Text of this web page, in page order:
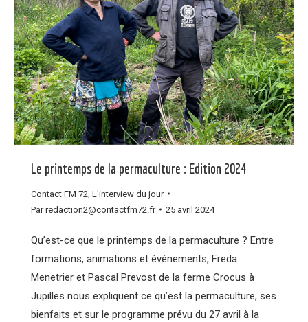
Le printemps de la permaculture : Edition 2024
Contact FM 72 L'interview du jour
Parredaction2@contactfm72.fr 25 avril 2024
Qu’est-ce que le printemps de la permaculture ? Entre
formations, animations et événements, Freda
Menetrier et Pascal Prevost de la ferme Crocus à
Jupilles nous expliquent ce qu’est la permaculture, ses
bienfaits et sur le programme prévu du 27 avril à la